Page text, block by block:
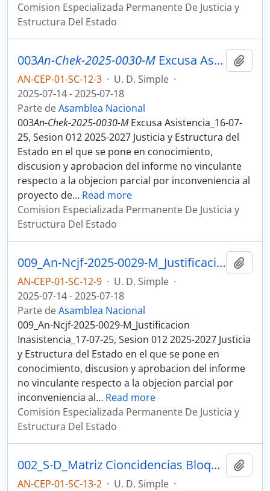
Comision Especializada Permanente De Justicia y
Estructura Del Estado
003An-Chek-2025-0030-M Excusa Asistencia_16-07-25, Sesion 012 Justicia y Estructura del Estado
AN-CEP-01-SC-12-3 · U. D. Simple ·
2025-07-14 - 2025-07-18
Parte deAsamblea Nacional
003An-Chek-2025-0030-MExcusa Asistencia_16-07-
25, Sesion 012 2025-2027 Justicia y Estructura del
Estado en el que se pone en conocimiento,
discusion y aprobacion del informe no vinculante
respecto a la objecion parcial por inconveniencia al
proyecto de… Read more
Comision Especializada Permanente De Justicia y
Estructura Del Estado
009_An-Ncjf-2025-0029-M_Justificacion Inasistencia_17-07-25, Sesion 012 Justicia y Estructura del Estado
AN-CEP-01-SC-12-9 · U. D. Simple ·
2025-07-14 - 2025-07-18
Parte deAsamblea Nacional
009_An-Ncjf-2025-0029-M_Justificacion
Inasistencia_17-07-25, Sesion 012 2025-2027 Justicia
y Estructura del Estado en el que se pone en
conocimiento, discusion y aprobacion del informe
no vinculante respecto a la objecion parcial por
inconveniencia al… Read more
Comision Especializada Permanente De Justicia y
Estructura Del Estado
002_S-D_Matriz Cioncidencias Bloque 1_19-07-25, Sesion 013 Justicia y Estructura del Estado
AN-CEP-01-SC-13-2 · U. D. Simple ·